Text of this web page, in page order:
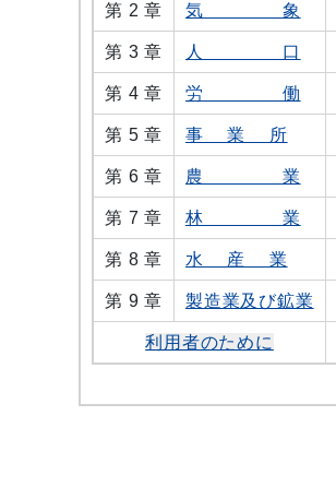
第 2 章 気 象
第 3 章 人 口
第 4 章 労 働
第 5 章 事 業 所
第 6 章 農 業
第 7 章 林 業
第 8 章 水 産 業
第 9 章 製造業及び鉱業
利用者のために